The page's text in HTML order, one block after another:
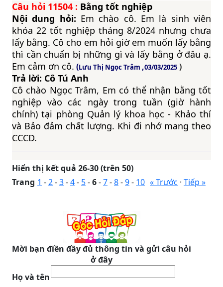
Câu hỏi 11504 : Bằng tốt nghiệp
Nội dung hỏi: Em chào cô. Em là sinh viên
khóa 22 tốt nghiệp tháng 8/2024 nhưng chưa
lấy bằng. Cô cho em hỏi giờ em muốn lấy bằng
thì cần chuẩn bị những gì và lấy bằng ở đâu ạ.
Em cảm ơn cô. (Lưu Thị Ngọc Trâm ,03/03/2025 )
Trả lời: Cô Tú Anh
Cô chào Ngọc Trâm, Em có thể nhận bằng tốt
nghiệp vào các ngày trong tuần (giờ hành
chính) tại phòng Quản lý khoa học - Khảo thí
và Bảo đảm chất lượng. Khi đi nhớ mang theo
CCCD.
Hiển thị kết quả 26-30 (trên 50)
Trang 1 -2-3-4- 5-6-7-8-9- 10 « Trước · Tiếp »
Mời bạn điền đầy đủ thông tin và gửi câu hỏi
ở đây
Họ và tên